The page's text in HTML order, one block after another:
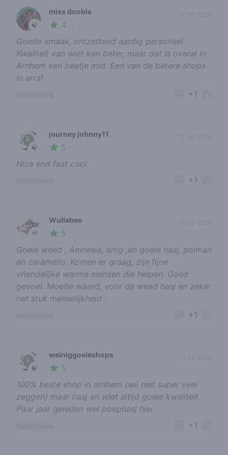
🍃
miss doobie
4
13-08-2024
Goede smaak, ontzettend aardig personeel.
Kwaliteit van wiet kan beter, maar dat is overal in
Arnhem een beetje mid. Een van de betere shops
in arra!
+1
🍃
journey johnny11
5
Nice end fast cool
+1
🌱
Wullabee
5
Goeie weed , Amnesia, amg ,en goeie hasj, polman
en caramello. Komen er graag, zijn fijne
vriendelijke warme mensen die helpen. Goed
gevoel. Moeite waard, voor de weed hasj en zeker
het stuk menselijkheid .
+1
🍃
weiniggoeieshops
5
100% beste shop in arnhem (wil niet super veel
zeggen) maar hasj en wiet altijd goeie kwaliteit.
Paar jaar geleden wel poephasj hier
+1